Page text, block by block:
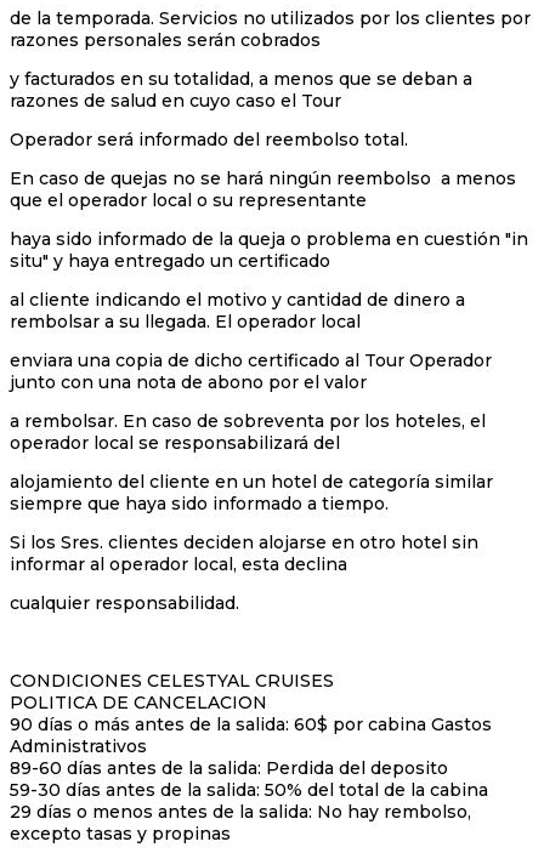
de la temporada. Servicios no utilizados por los clientes por
razones personales serán cobrados
y facturados en su totalidad, a menos que se deban a
razones de salud en cuyo caso el Tour
Operador será informado del reembolso total.
En caso de quejas no se hará ningún reembolso a menos
que el operador local o su representante
haya sido informado de la queja o problema en cuestión "in
situ" y haya entregado un certificado
al cliente indicando el motivo y cantidad de dinero a
rembolsar a su llegada. El operador local
enviara una copia de dicho certificado al Tour Operador
junto con una nota de abono por el valor
a rembolsar. En caso de sobreventa por los hoteles, el
operador local se responsabilizará del
alojamiento del cliente en un hotel de categoría similar
siempre que haya sido informado a tiempo.
Si los Sres. clientes deciden alojarse en otro hotel sin
informar al operador local, esta declina
cualquier responsabilidad.
CONDICIONES CELESTYAL CRUISES
POLITICA DE CANCELACION
90 días o más antes de la salida: 60$ por cabina Gastos
Administrativos
89-60 días antes de la salida: Perdida del deposito
59-30 días antes de la salida: 50% del total de la cabina
29 días o menos antes de la salida: No hay rembolso,
excepto tasas y propinas